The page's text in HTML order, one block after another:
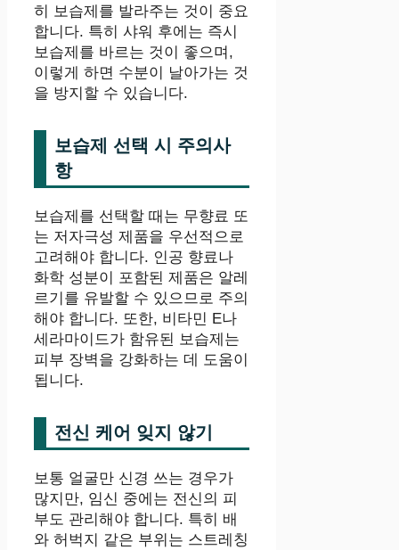
히 보습제를 발라주는 것이 중요
합니다. 특히 샤워 후에는 즉시
보습제를 바르는 것이 좋으며,
이렇게 하면 수분이 날아가는 것
을 방지할 수 있습니다.
보습제 선택 시 주의사
항
보습제를 선택할 때는 무향료 또
는 저자극성 제품을 우선적으로
고려해야 합니다. 인공 향료나
화학 성분이 포함된 제품은 알레
르기를 유발할 수 있으므로 주의
해야 합니다. 또한, 비타민 E나
세라마이드가 함유된 보습제는
피부 장벽을 강화하는 데 도움이
됩니다.
전신 케어 잊지 않기
보통 얼굴만 신경 쓰는 경우가
많지만, 임신 중에는 전신의 피
부도 관리해야 합니다. 특히 배
와 허벅지 같은 부위는 스트레칭